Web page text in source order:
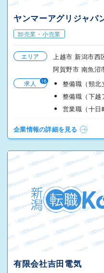
ヤンマーアグリジャパ
卸売業・小売業
エリア
上越市 新潟市西
阿賀野市 南魚沼
求人 16
整備職（頸北
整備職（下越
営業職（十日
企業情報の詳細を見る
有限会社吉田電気